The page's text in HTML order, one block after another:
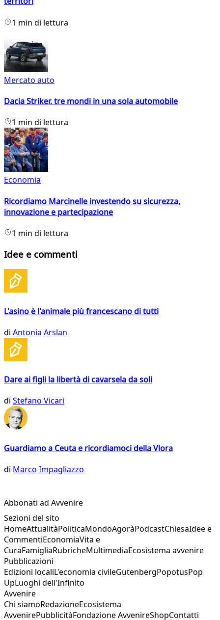
1 min di lettura
Mercato auto
Dacia Striker, tre mondi in una sola automobile
1 min di lettura
Economia
Ricordiamo Marcinelle investendo su sicurezza,
innovazione e partecipazione
1 min di lettura
Idee e commenti
L'asino è l'animale più francescano di tutti
di Antonia Arslan
Dare ai figli la libertà di cavarsela da soli
di Stefano Vicari
Guardiamo a Ceuta e ricordiamoci della Vlora
di Marco Impagliazzo
Abbonati ad Avvenire
Sezioni del sito
HomeAttualitàPoliticaMondoAgoràPodcastChiesaIdee e
CommentiEconomiaVita e
CuraFamigliaRubricheMultimediaEcosistema avvenire
Pubblicazioni
Edizioni localiL'economia civileGutenbergPopotusPop
UpLuoghi dell'Infinito
Avvenire
Chi siamoRedazioneEcosistema
AvvenirePubblicitàFondazione AvvenireShopContatti